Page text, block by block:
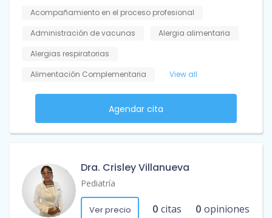
Acompañamiento en el proceso profesional
Administración de vacunas
Alergia alimentaria
Alergias respiratorias
Alimentación Complementaria
View all
Agendar cita
Dra. Crisley Villanueva
Pediatría
Ver precio 0 citas 0 opiniones